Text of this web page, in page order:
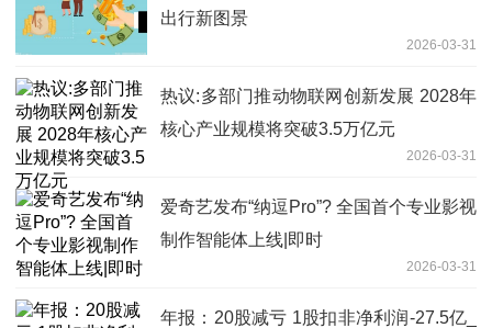
出行新图景
2026-03-31
热议:多部门推动物联网创新发展 2028年
核心产业规模将突破3.5万亿元
2026-03-31
爱奇艺发布“纳逗Pro”? 全国首个专业影视
制作智能体上线|即时
2026-03-31
年报：20股减亏 1股扣非净利润-27.5亿_